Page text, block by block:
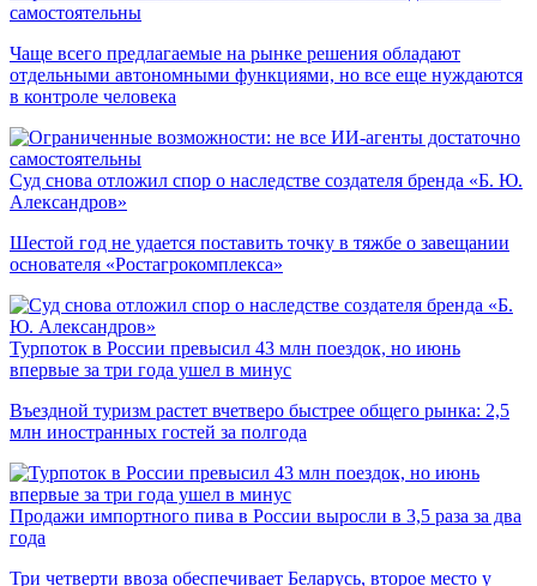
самостоятельны
Чаще всего предлагаемые на рынке решения обладают
отдельными автономными функциями, но все еще нуждаются
в контроле человека
Суд снова отложил спор о наследстве создателя бренда «Б. Ю.
Александров»
Шестой год не удается поставить точку в тяжбе о завещании
основателя «Ростагрокомплекса»
Турпоток в России превысил 43 млн поездок, но июнь
впервые за три года ушел в минус
Въездной туризм растет вчетверо быстрее общего рынка: 2,5
млн иностранных гостей за полгода
Продажи импортного пива в России выросли в 3,5 раза за два
года
Три четверти ввоза обеспечивает Беларусь, второе место у